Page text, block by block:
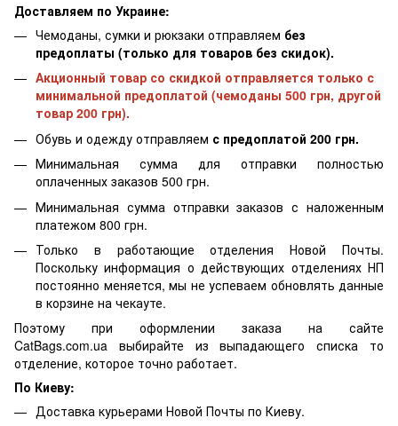
Доставляем по Украине:
Чемоданы, сумки и рюкзаки отправляем без
предоплаты (только для товаров без скидок).
Акционный товар со скидкой отправляется только с
минимальной предоплатой (чемоданы 500 грн, другой
товар 200 грн).
Обувь и одежду отправляем с предоплатой 200 грн.
Минимальная сумма для отправки полностью
оплаченных заказов 500 грн.
Минимальная сумма отправки заказов с наложенным
платежом 800 грн.
Только в работающие отделения Новой Почты.
Поскольку информация о действующих отделениях НП
постоянно меняется, мы не успеваем обновлять данные
в корзине на чекауте.
Поэтому при оформлении заказа на сайте
CatBags.com.ua выбирайте из выпадающего списка то
отделение, которое точно работает.
По Киеву:
Доставка курьерами Новой Почты по Киеву.